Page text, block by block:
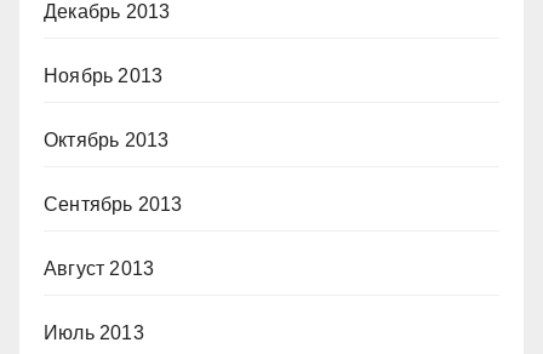
Декабрь 2013
Ноябрь 2013
Октябрь 2013
Сентябрь 2013
Август 2013
Июль 2013